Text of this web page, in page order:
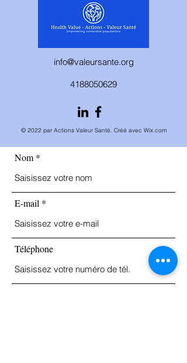
info@valeursante.org
4188050629
© 2022 par Actions Valeur Santé. Créé avec Wix.com
Nom
E-mail
Téléphone